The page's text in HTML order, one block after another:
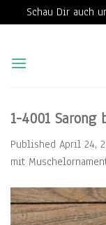
Schau Dir auch
content
1-4001
Published April 24,
mit